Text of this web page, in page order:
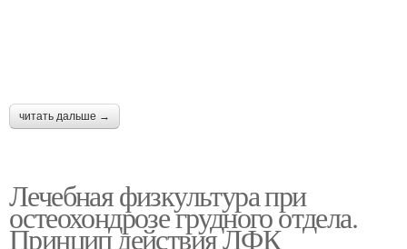
читать дальше →
Лечебная физкультура при
остеохондрозе грудного отдела.
Принцип действия ЛФК